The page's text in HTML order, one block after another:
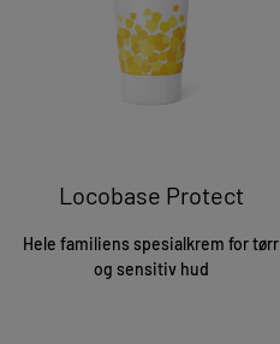
Locobase Protect
Hele familiens spesialkrem for tørr
og sensitiv hud